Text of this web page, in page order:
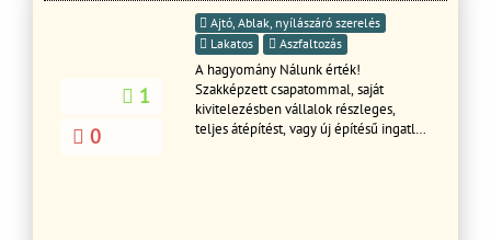
1
0
Ajtó, Ablak, nyílászáró szerelés
Lakatos
Aszfaltozás
A hagyomány Nálunk érték!
Szakképzett csapatommal, saját
kivitelezésben vállalok részleges,
teljes átépítést, vagy új építésű ingatlan